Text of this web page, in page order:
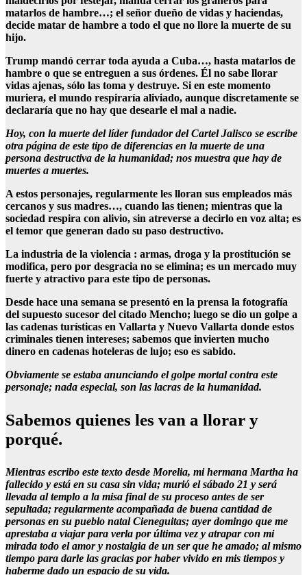
matarlos de hambre…; el señor dueño de vidas y haciendas,
decide matar de hambre a todo el que no llore la muerte de su
hijo.
Trump mandó cerrar toda ayuda a Cuba…, hasta matarlos de
hambre o que se entreguen a sus órdenes. Él no sabe llorar
vidas ajenas, sólo las toma y destruye. Si en este momento
muriera, el mundo respiraría aliviado, aunque discretamente se
declararía que no hay que desearle el mal a nadie.
Hoy, con la muerte del líder fundador del Cartel Jalisco se escribe
otra página de este tipo de diferencias en la muerte de una
persona destructiva de la humanidad; nos muestra que hay de
muertes a muertes.
A estos personajes, regularmente les lloran sus empleados más
cercanos y sus madres…, cuando las tienen; mientras que la
sociedad respira con alivio, sin atreverse a decirlo en voz alta; es
el temor que generan dado su paso destructivo.
La industria de la violencia : armas, droga y la prostitución se
modifica, pero por desgracia no se elimina; es un mercado muy
fuerte y atractivo para este tipo de personas.
Desde hace una semana se presentó en la prensa la fotografía
del supuesto sucesor del citado Mencho; luego se dio un golpe a
las cadenas turísticas en Vallarta y Nuevo Vallarta donde estos
criminales tienen intereses; sabemos que invierten mucho
dinero en cadenas hoteleras de lujo; eso es sabido.
Obviamente se estaba anunciando el golpe mortal contra este
personaje; nada especial, son las lacras de la humanidad.
Sabemos quienes les van a llorar y
porqué.
Mientras escribo este texto desde Morelia, mi hermana Martha ha
fallecido y está en su casa sin vida; murió el sábado 21 y será
llevada al templo a la misa final de su proceso antes de ser
sepultada; regularmente acompañada de buena cantidad de
personas en su pueblo natal Cieneguitas; ayer domingo que me
aprestaba a viajar para verla por última vez y atrapar con mi
mirada todo el amor y nostalgia de un ser que he amado; al mismo
tiempo para darle las gracias por haber vivido en mis tiempos y
haberme dado un espacio de su vida.